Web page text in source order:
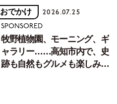
おでかけ 2026.07.25
SPONSORED
牧野植物園、モーニング、ギ
ャラリー……高知市内で、史
跡も自然もグルメも楽しみ尽